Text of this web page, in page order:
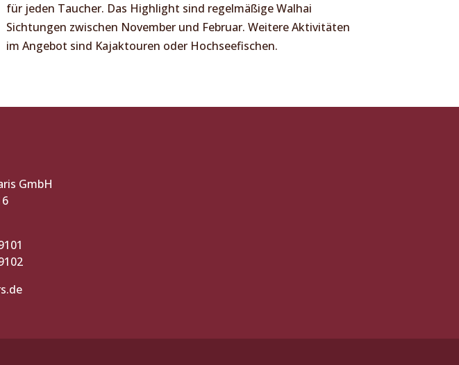
für jeden Taucher. Das Highlight sind regelmäßige Walhai
Sichtungen zwischen November und Februar. Weitere Aktivitäten
im Angebot sind Kajaktouren oder Hochseefischen.
GmbH